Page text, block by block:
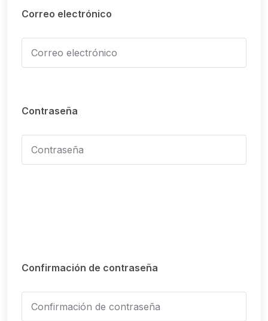
Correo electrónico
Contraseña
Confirmación de contraseña